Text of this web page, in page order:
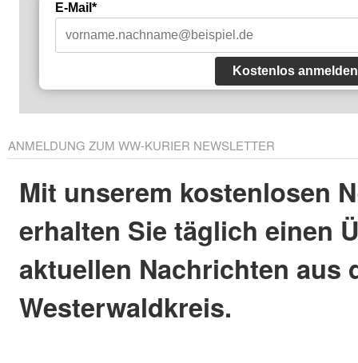
E-Mail*
Kostenlos anmelden
ANMELDUNG ZUM WW-KURIER NEWSLETTER
Mit unserem kostenlosen
erhalten Sie täglich einen
aktuellen Nachrichten aus
Westerwaldkreis.